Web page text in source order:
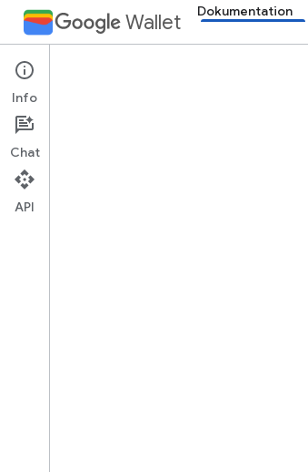
Wallet Dokumentation
Reference Documentation
REST
Info
Chat
API